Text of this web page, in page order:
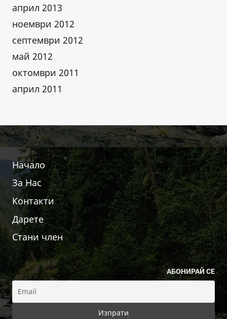
април 2013
ноември 2012
септември 2012
май 2012
октомври 2011
април 2011
Начало
За Нас
Контакти
Дарете
Стани член
АБОНИРАЙ СЕ